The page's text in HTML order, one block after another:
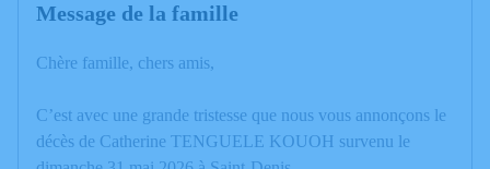
Message de la famille
Chère famille, chers amis,
C’est avec une grande tristesse que nous vous annonçons le
décès de Catherine TENGUELE KOUOH survenu le